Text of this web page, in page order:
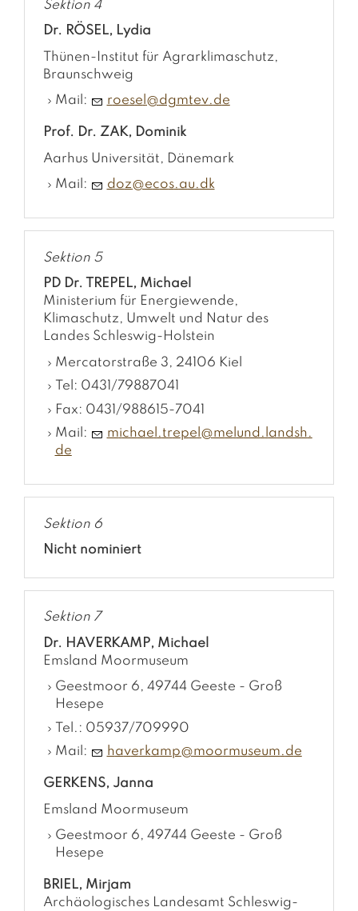
Sektion 4
Dr. RÖSEL, Lydia
Thünen-Institut für Agrarklimaschutz,
Braunschweig
Mail:
r s dgmt v d
Prof. Dr. ZAK, Dominik
Aarhus Universität, Dänemark
Mail:
d z c s dk
Sektion 5
PD Dr. TREPEL, Michael
Ministerium für Energiewende,
Klimaschutz, Umwelt und Natur des
Landes Schleswig-Holstein
Mercatorstraße 3, 24106 Kiel
Tel: 0431/79887041
Fax: 0431/988615-7041
Mail:
m ch tr p m nd
ndsh
d
Sektion 6
Nicht nominiert
Sektion 7
Dr. HAVERKAMP, Michael
Emsland Moormuseum
Geestmoor 6, 49744 Geeste - Groß
Hesepe
Tel.: 05937/709990
Mail:
h v rk mp m rm s m d
GERKENS, Janna
Emsland Moormuseum
Geestmoor 6, 49744 Geeste - Groß
Hesepe
BRIEL, Mirjam
Archäologisches Landesamt Schleswig-